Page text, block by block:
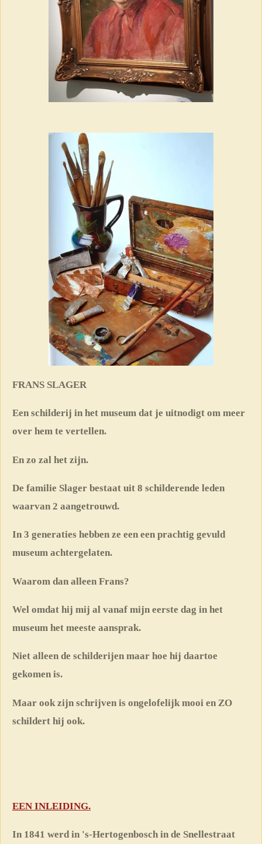
FRANS SLAGER
Een schilderij in het museum dat je uitnodigt om meer
over hem te vertellen.
En zo zal het zijn.
De familie Slager bestaat uit 8 schilderende leden
waarvan 2 aangetrouwd.
In 3 generaties hebben ze een een prachtig gevuld
museum achtergelaten.
Waarom dan alleen Frans?
Wel omdat hij mij al vanaf mijn eerste dag in het
museum het meeste aansprak.
Niet alleen de schilderijen maar hoe hij daartoe
gekomen is.
Maar ook zijn schrijven is ongelofelijk mooi en ZO
schildert hij ook.
EEN INLEIDING.
In 1841 werd in 's-Hertogenbosch in de Snellestraat